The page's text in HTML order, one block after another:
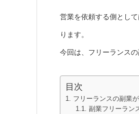
営業を依頼する側とし
ります。
今回は、フリーランス
目次
フリーランスの副業
副業フリーラン